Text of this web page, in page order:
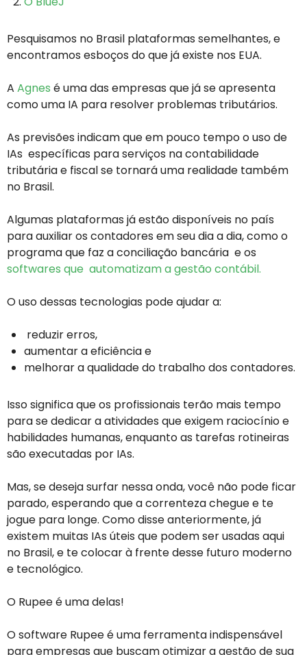
Pesquisamos no Brasil plataformas semelhantes, e
encontramos esboços do que já existe nos EUA.
A Agnes é uma das empresas que já se apresenta
como uma IA para resolver problemas tributários.
As previsões indicam que em pouco tempo o uso de
IAs específicas para serviços na contabilidade
tributária e fiscal se tornará uma realidade também
no Brasil.
Algumas plataformas já estão disponíveis no país
para auxiliar os contadores em seu dia a dia, como o
programa que faz a conciliação bancária e os
softwares que automatizam a gestão contábil.
O uso dessas tecnologias pode ajudar a:
reduzir erros,
aumentar a eficiência e
melhorar a qualidade do trabalho dos contadores.
Isso significa que os profissionais terão mais tempo
para se dedicar a atividades que exigem raciocínio e
habilidades humanas, enquanto as tarefas rotineiras
são executadas por IAs.
Mas, se deseja surfar nessa onda, você não pode ficar
parado, esperando que a correnteza chegue e te
jogue para longe. Como disse anteriormente, já
existem muitas IAs úteis que podem ser usadas aqui
no Brasil, e te colocar à frente desse futuro moderno
e tecnológico.
O Rupee é uma delas!
O software Rupee é uma ferramenta indispensável
para empresas que buscam otimizar a gestão de sua